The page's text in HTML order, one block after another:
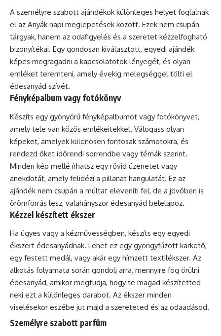
A személyre szabott ajándékok különleges helyet foglalnak
el az Anyák napi meglepetések között. Ezek nem csupán
tárgyak, hanem az odafigyelés és a szeretet kézzelfogható
bizonyítékai. Egy gondosan kiválasztott, egyedi ajándék
képes megragadni a kapcsolatotok lényegét, és olyan
emléket teremteni, amely évekig melegséggel tölti el
édesanyád szívét.
Fényképalbum vagy fotókönyv
Készíts egy gyönyörű fényképalbumot vagy fotókönyvet,
amely tele van közös emlékeitekkel. Válogass olyan
képeket, amelyek különösen fontosak számotokra, és
rendezd őket időrendi sorrendbe vagy témák szerint.
Minden kép mellé írhatsz egy rövid üzenetet vagy
anekdotát, amely felidézi a pillanat hangulatát. Ez az
ajándék nem csupán a múltat eleveníti fel, de a jövőben is
örömforrás lesz, valahányszor édesanyád belelapoz.
Kézzel készített ékszer
Ha ügyes vagy a kézművességben, készíts egy egyedi
ékszert édesanyádnak. Lehet ez egy gyöngyfűzött karkötő,
egy festett medál, vagy akár egy hímzett textilékszer. Az
alkotás folyamata során gondolj arra, mennyire fog örülni
édesanyád, amikor megtudja, hogy te magad készítetted
neki ezt a különleges darabot. Az ékszer minden
viselésekor eszébe jut majd a szereteted és az odaadásod.
Személyre szabott parfüm